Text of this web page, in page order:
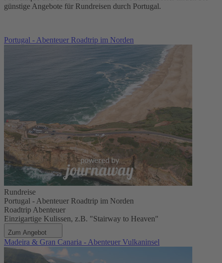
günstige Angebote für Rundreisen durch Portugal.
Portugal - Abenteuer Roadtrip im Norden
Rundreise
Portugal - Abenteuer Roadtrip im Norden
Roadtrip Abenteuer
Einzigartige Kulissen, z.B. "Stairway to Heaven"
Zum Angebot
Madeira & Gran Canaria - Abenteuer Vulkaninsel